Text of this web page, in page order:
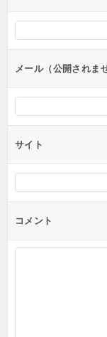
シ
ョ
ンメール（公開されま
サイト
コメント